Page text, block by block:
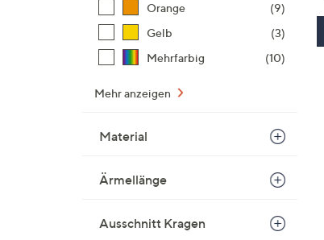
Orange
(9)
Gelb
(3)
Mehrfarbig
(10)
Mehr anzeigen
Material
Ärmellänge
Ausschnitt Kragen